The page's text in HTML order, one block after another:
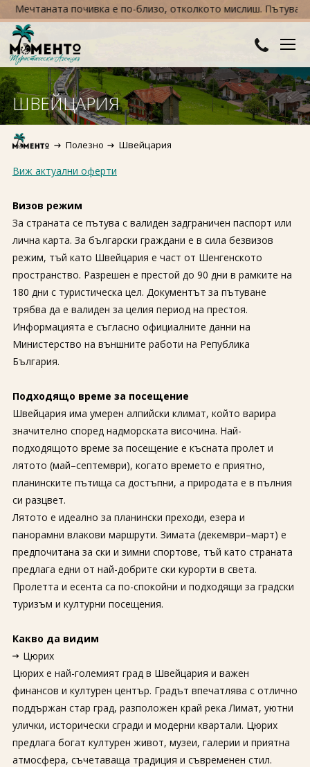
Мечтаната почивка е по-близо, отколкото мислиш. Пътувай
ДЕСТИНАЦИИ
Австралия и Океания
Азия
Африка
Европа
Северна Америка
Южна Америка
ХОТЕЛИ
Хотели в България
Хотели в Турция
КРУИЗИ
ПРАЗНИЦИ
Великден
Коледа
Нова година
ПОЛЕЗНО
КОНТАКТИ
За нас
Полезно
Документи
Магазин
Общи условия
ЗАПИТВАНЕ
ШВЕЙЦАРИЯ
Полезно Швейцария
Виж актуални оферти
Визов режим
За страната се пътува с валиден задграничен паспорт или
лична карта. За български граждани е в сила безвизов
режим, тъй като Швейцария е част от Шенгенското
пространство. Разрешен е престой до 90 дни в рамките на
180 дни с туристическа цел. Документът за пътуване
трябва да е валиден за целия период на престоя.
Информацията е съгласно официалните данни на
Министерство на външните работи на Република
България.
Подходящо време за посещение
Швейцария има умерен алпийски климат, който варира
значително според надморската височина. Най-
подходящото време за посещение е късната пролет и
лятото (май–септември), когато времето е приятно,
планинските пътища са достъпни, а природата е в пълния
си разцвет.
Лятото е идеално за планински преходи, езера и
панорамни влакови маршрути. Зимата (декември–март) е
предпочитана за ски и зимни спортове, тъй като страната
предлага едни от най-добрите ски курорти в света.
Пролетта и есента са по-спокойни и подходящи за градски
туризъм и културни посещения.
Какво да видим
Цюрих
Цюрих е най-големият град в Швейцария и важен
финансов и културен център. Градът впечатлява с отлично
поддържан стар град, разположен край река Лимат, уютни
улички, исторически сгради и модерни квартали. Цюрих
предлага богат културен живот, музеи, галерии и приятна
атмосфера, съчетаваща традиция и съвременен стил.